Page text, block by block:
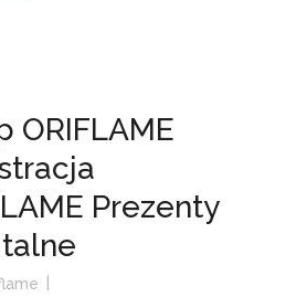
ORIFLAME
Prezenty